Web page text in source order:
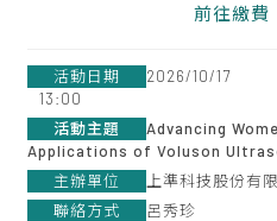
前往繳費
2026/10/17
13:00
Advancing
Applications of Voluson
上準科技股份有
呂秀珍